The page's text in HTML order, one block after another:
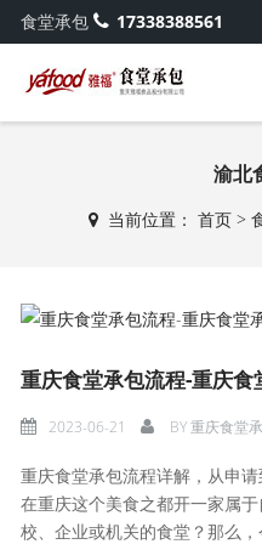
食堂承包 17338388561
渝北
当前位置： 首页>
2023-06-21 BY重庆食堂
重庆食堂承包流程详解，从申
在重庆这个美食之都开一家属
校、企业或机关的食堂？那么